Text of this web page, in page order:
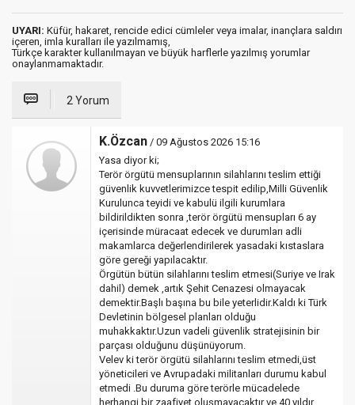
UYARI: Küfür, hakaret, rencide edici cümleler veya imalar, inançlara saldırı
içeren, imla kuralları ile yazılmamış,
Türkçe karakter kullanılmayan ve büyük harflerle yazılmış yorumlar
onaylanmamaktadır.
2 Yorum
K.Özcan / 09 Ağustos 2026 15:16
Yasa diyor ki;
Terör örgütü mensuplarının silahlarını teslim ettiği
güvenlik kuvvetlerimizce tespit edilip,Milli Güvenlik
Kurulunca teyidi ve kabulü ilgili kurumlara
bildirildikten sonra ,terör örgütü mensupları 6 ay
içerisinde müracaat edecek ve durumları adli
makamlarca değerlendirilerek yasadaki kıstaslara
göre gereği yapılacaktır.
Örgütün bütün silahlarını teslim etmesi(Suriye ve Irak
dahil) demek ,artık Şehit Cenazesi olmayacak
demektir.Başlı başına bu bile yeterlidir.Kaldı ki Türk
Devletinin bölgesel planları olduğu
muhakkaktır.Uzun vadeli güvenlik stratejisinin bir
parçası olduğunu düşünüyorum.
Velev ki terör örgütü silahlarını teslim etmedi,üst
yöneticileri ve Avrupadaki militanları durumu kabul
etmedi .Bu duruma göre terörle mücadelede
herhangi bir zaafiyet oluşmayacaktır ve 40 yıldır